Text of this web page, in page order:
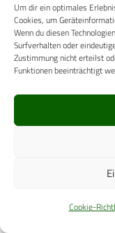
Um dir ein optimales
Cookies, um
Wenn du diesen
Surfverhalten oder
Zustimmung nicht erteilst
Funktionen beeinträchtigt
Cookie-
Hamilton Medical
Oehm und